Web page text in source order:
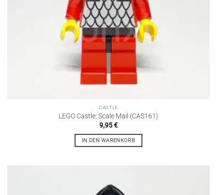
CASTLE
LEGO Castle: Scale Mail (CAS161)
9,95€
IN DEN WARENKORB